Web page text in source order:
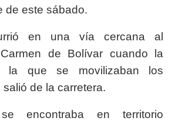
de este sábado.
en una vía cercana al
de Bolívar cuando la
la que se movilizaban los
de la carretera.
encontraba en territorio